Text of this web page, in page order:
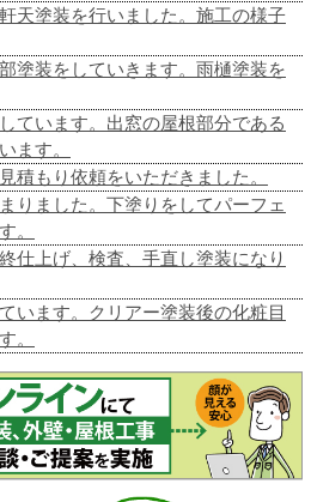
天塗装を行いました。施工の様子
塗装をしていきます。雨樋塗装を
ています。出窓の屋根部分である
ます。
積もり依頼をいただきました。
りました。下塗りをしてパーフェ
。
仕上げ、検査、手直し塗装になり
います。クリアー塗装後の化粧目
。